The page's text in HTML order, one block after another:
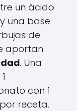
un ácido
una base
de
aportan
. Una
con 1
receta.